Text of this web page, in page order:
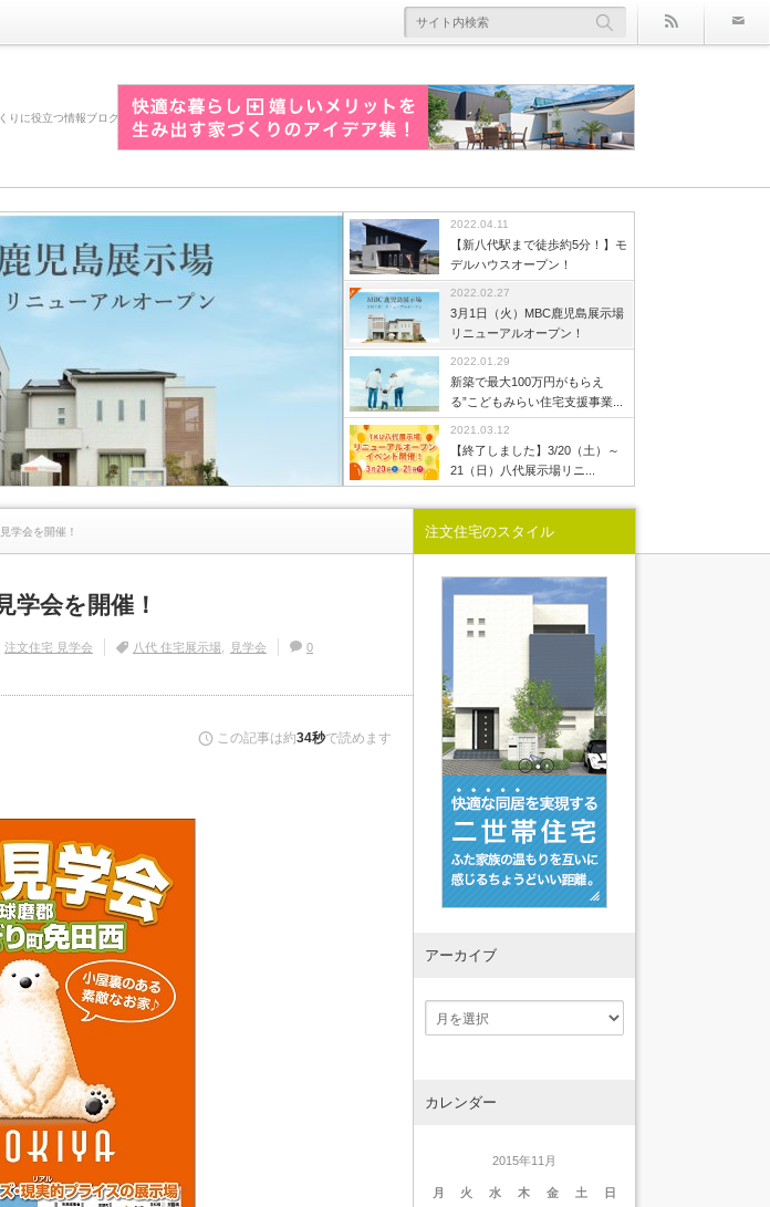
りに役立つ情報ブログ
こんにちは。桧家住宅の長野です。新八代駅
まで徒歩約5分の場所に、新しくモデルハウス
がオープンしました！今回は、モデルハウス
のポイントをご紹介します。モデルハウスの
ポイント①桧家住宅オリジナル全館空調「Z
空調」家中、快適な温度で過ごせる全館空調
「Z空調」搭載のモデルハウスで[...]
続きを読む
3月1日（火）MBC鹿児島展示
場リニューアルオープン！
細とモデルハウスのポイントをご紹介しま
す。桧家住宅MBC鹿児島展示場ってどこにあ
ス、鹿児島交通バス「KKB前[...]
続きを読む
こんにちは。桧家住宅の長野です。突然です
が、「こどもみらい住宅支援事業」という施
策を、ご存じですか？簡単に説明すると、
「子育て世帯や若者夫婦世帯の新築住宅取得
を支援する」事業のことです。こどもみらい
住宅支援事業事務局のホームページによる
と、子育て支援及び2050年カー[...]
続きを読む
こんにちは。桧家住宅の長野です。3月に入っ
て、暖かい日が増えてきましたね。お出かけ
しやすくなったこの季節に、桧家住宅八代展
示場では、リニューアルオープンイベントを
開催します！先着順の来場特典もご用意し、
子どもから大人まで楽しめる内容となってい
ます。[...]
続きを読む
こんにちは。桧家住宅の長野です。桧家住宅
の注文住宅を、現実的な広さでご覧いただけ
る完成見学会を八代市中片町にて開催しま
す。今回は、ミニイベントも同時開催しま
す。ぜひお子さまと一緒に遊びにきてくださ
いね。完成見学会って？[...]
こんにちは。桧家住宅の長野です。桧家住宅
の新築注文住宅を、現実的な広さでご覧いた
だける完成見学会を熊本市南区富合町にて開
催します。■完成見学会って？その名の通
り、オーナー様が建てた家を見学するもの。
実際に、完成した新築住宅を見ることができ
るので、よ[...]
続きを読む
こんにちは！桧家住宅永江です！キッチンっ
て一日の中で、長時間滞在する場所ですよ
ね。ちょっとした使い勝手の悪さがストレス
の原因になっているかもしれません...!あるお
客様は「賃貸では、作業スペースが少なく料
理が非常にしにくい」という風におっしゃっ
ていました。作業スペー[...]
続きを読む
2022.04.11
【新八代駅まで徒歩約5分！】モ
デルハウスオープン！
2022.02.27
3月1日（火）MBC鹿児島展示場
リニューアルオープン！
2022.01.29
新築で最大100万円がもらえ
る”こどもみらい住宅支援事業...
2021.03.12
【終了しました】3/20（土）～
21（日）八代展示場リニ...
で平屋実例見学会＆イベント
を...
2021.01.08
【終了しました】熊本市南区富
合町で完成見学会を開催！
福岡で注文住宅を建てる時に必
見のキッチン情報４選
学会を開催！
学会を開催！
注文住宅 見学会 八代 住宅展示場 見学会 0
この記事は約34秒で読めます
注文住宅のスタイル
アーカイブ
カレンダー
2015年11月
月 火 水 木 金 土 日